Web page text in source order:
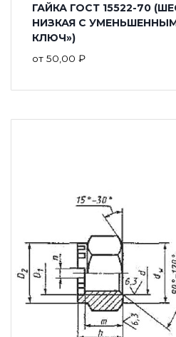
ГАЙКА ГОСТ 15522-70
НИЗКАЯ С
КЛЮЧ»)
от 50,00 ₽